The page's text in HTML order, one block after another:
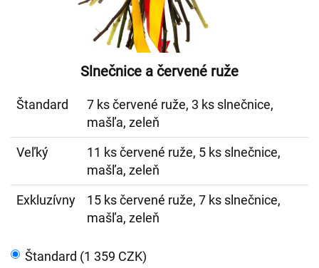
Slnečnice a červené ruže
Štandard
7 ks červené ruže, 3 ks slnečnice,
mašľa, zeleň
Veľký
11 ks červené ruže, 5 ks slnečnice,
mašľa, zeleň
Exkluzívny
15 ks červené ruže, 7 ks slnečnice,
mašľa, zeleň
Štandard (1 359 CZK)